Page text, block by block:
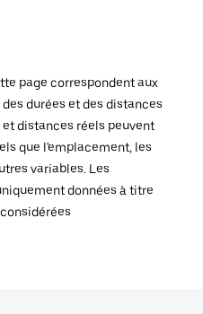
page correspondent aux
durées et des distances
distances réels peuvent
que l'emplacement, les
variables. Les
données à titre